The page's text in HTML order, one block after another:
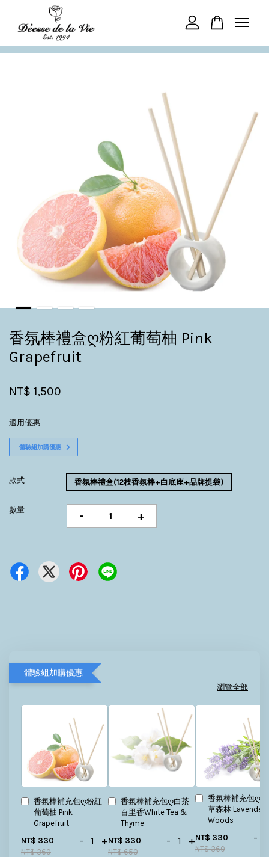
香氛棒禮盒ღ粉紅葡萄柚 Pink
Grapefruit
NT$ 1,500
適用優惠
體驗組加購優惠
款式 香氛棒禮盒(12枝香氛棒+白底座+品牌提袋)
數量 - +
體驗組加購優惠
瀏覽全部
香氛棒補充包ღ粉紅
葡萄柚 Pink
Grapefruit
NT$ 330
NT$ 360
- +
香氛棒補充包ღ白茶
百里香White Tea &
Thyme
NT$ 330
NT$ 650
- +
香氛棒補充包ღ
草森林 Lavender
Woods
NT$ 330
NT$ 360
-